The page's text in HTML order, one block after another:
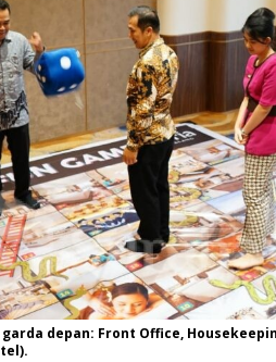
depan: Front Office,